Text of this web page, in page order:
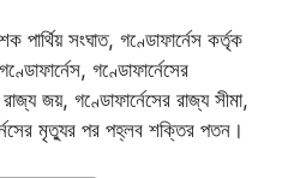
পার্থিয় সংঘাত, গণ্ডোফার্নেস কর্তৃক
গণ্ডোফার্নেসের
জয়, গণ্ডোফার্নেসের রাজ্য সীমা,
মৃত্যুর পর পহ্লব শক্তির পতন।